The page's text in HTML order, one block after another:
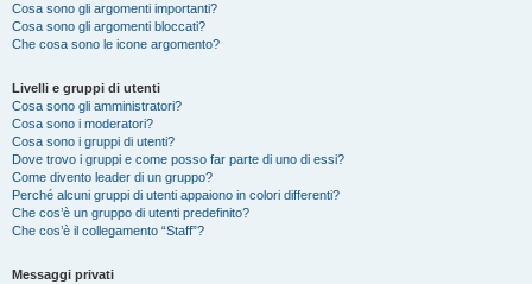
Cosa sono gli argomenti importanti?
Cosa sono gli argomenti bloccati?
Che cosa sono le icone argomento?
Livelli e gruppi di utenti
Cosa sono gli amministratori?
Cosa sono i moderatori?
Cosa sono i gruppi di utenti?
Dove trovo i gruppi e come posso far parte di uno di essi?
Come divento leader di un gruppo?
Perché alcuni gruppi di utenti appaiono in colori differenti?
Che cos’è un gruppo di utenti predefinito?
Che cos’è il collegamento “Staff”?
Messaggi privati